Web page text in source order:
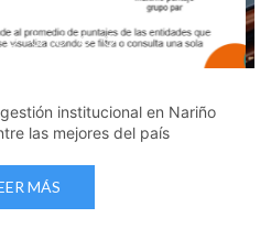
a los Afiliados en el Régimen
Salud ESE lidera gestión institucional
Salud E.S.E. capacita a sus equipos
Último día para inscripciones en
Viceministro garantiza
Mil pesos que salvan vidas:
Cápsula 18-26 - Reporte
Cápsula 17-26 -
a sus equipos directivos
disciplinaria
MÁS